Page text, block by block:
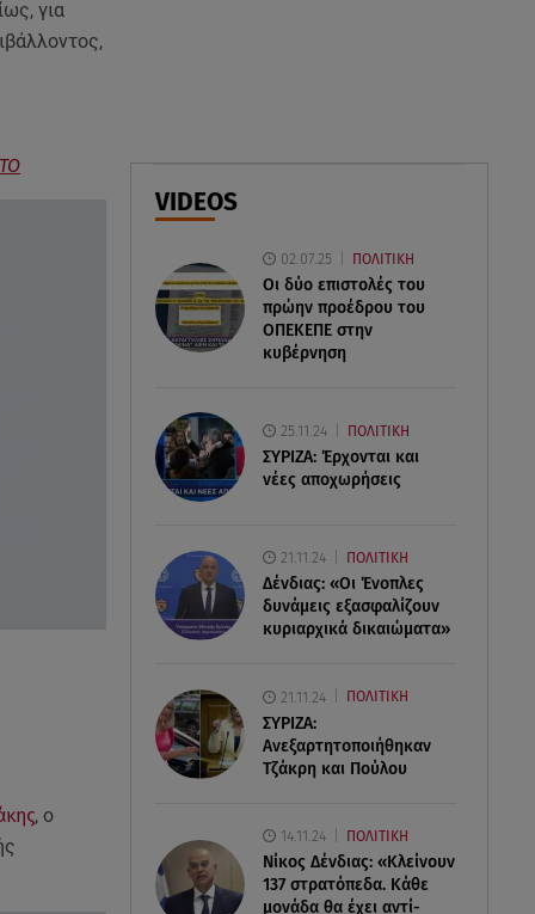
07.08.26 , 20:18
Μυστράς: Κρίσιμος για το
κατηγορητήριο ο χρόνος
VIDEOS
02.07.25 ΠΟΛΙΤΙΚΗ
Οι δύο επιστολές του
πρώην προέδρου του
ΟΠΕΚΕΠE στην
κυβέρνηση
25.11.24 ΠΟΛΙΤΙΚΗ
ΣΥΡΙΖΑ: Έρχονται και
νέες αποχωρήσεις
21.11.24 ΠΟΛΙΤΙΚΗ
Δένδιας: «Οι Ένοπλες
δυνάμεις εξασφαλίζουν
κυριαρχικά δικαιώματα»
21.11.24 ΠΟΛΙΤΙΚΗ
ΣΥΡΙΖΑ:
Ανεξαρτητοποιήθηκαν
Τζάκρη και Πούλου
14.11.24 ΠΟΛΙΤΙΚΗ
Νίκος Δένδιας: «Κλείνουν
137 στρατόπεδα. Kάθε
μονάδα θα έχει αντί-
για
, ο